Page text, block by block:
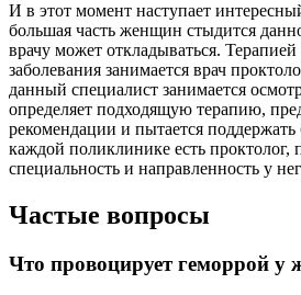
И в этот момент наступает
большая часть женщин стыдится
врачу может откладываться.
заболевания занимается врач
данный специалист занимается
определяет подходящую терапию,
рекомендации и пытается поддержать
каждой поликлинике есть проктолог,
специальность и направленность у
Частые вопросы
Что провоцирует геморрой у